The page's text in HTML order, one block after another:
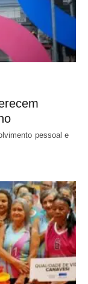
pessoal e